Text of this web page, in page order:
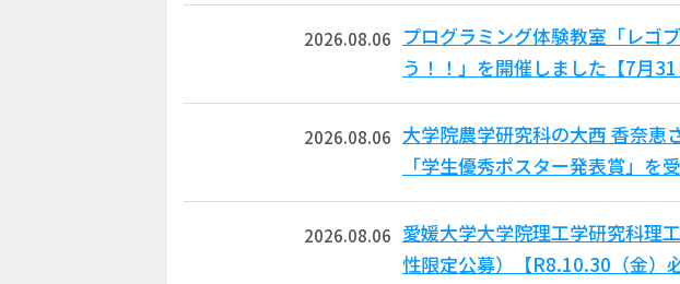
2026.08.06
プログラミング体験教室「レゴ
う！！」を開催しました【7月
2026.08.06 大学院農学研究科の大西 香奈恵
「学生優秀ポスター発表賞」
2026.08.06 愛媛大学大学院理工学研究科理
性限定公募）【R8.10.30（金）